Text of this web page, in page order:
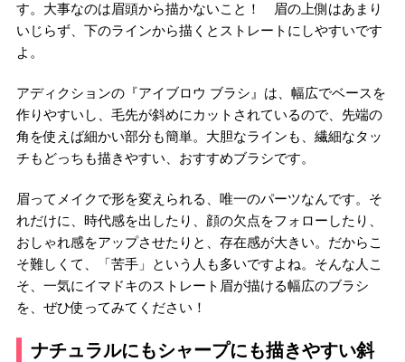
す。大事なのは眉頭から描かないこと！ 眉の上側はあまり
いじらず、下のラインから描くとストレートにしやすいです
よ。
アディクションの『アイブロウ ブラシ』は、幅広でベースを
作りやすいし、毛先が斜めにカットされているので、先端の
角を使えば細かい部分も簡単。大胆なラインも、繊細なタッ
チもどっちも描きやすい、おすすめブラシです。
眉ってメイクで形を変えられる、唯一のパーツなんです。そ
れだけに、時代感を出したり、顔の欠点をフォローしたり、
おしゃれ感をアップさせたりと、存在感が大きい。だからこ
そ難しくて、「苦手」という人も多いですよね。そんな人こ
そ、一気にイマドキのストレート眉が描ける幅広のブラシ
を、ぜひ使ってみてください！
ナチュラルにもシャープにも描きやすい斜